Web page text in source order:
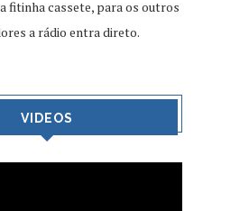
fitinha cassete, para os outros
a rádio entra direto.
VIDEOS